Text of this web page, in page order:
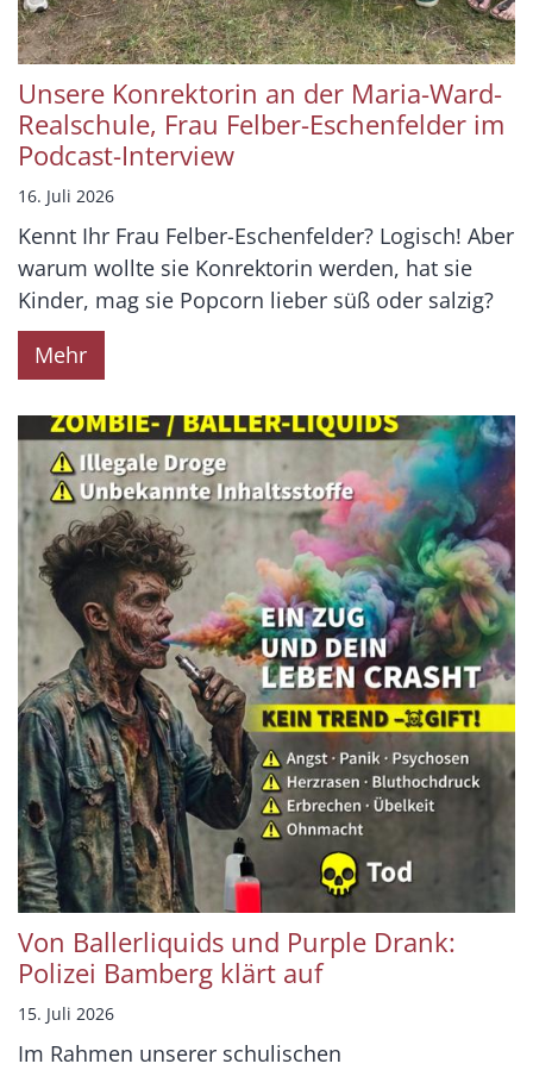
Unsere Konrektorin an der Maria-Ward-
Realschule, Frau Felber-Eschenfelder im
Podcast-Interview
16. Juli 2026
Kennt Ihr Frau Felber-Eschenfelder? Logisch! Aber
warum wollte sie Konrektorin werden, hat sie
Kinder, mag sie Popcorn lieber süß oder salzig?
Mehr
Von Ballerliquids und Purple Drank:
Polizei Bamberg klärt auf
15. Juli 2026
Im Rahmen unserer schulischen